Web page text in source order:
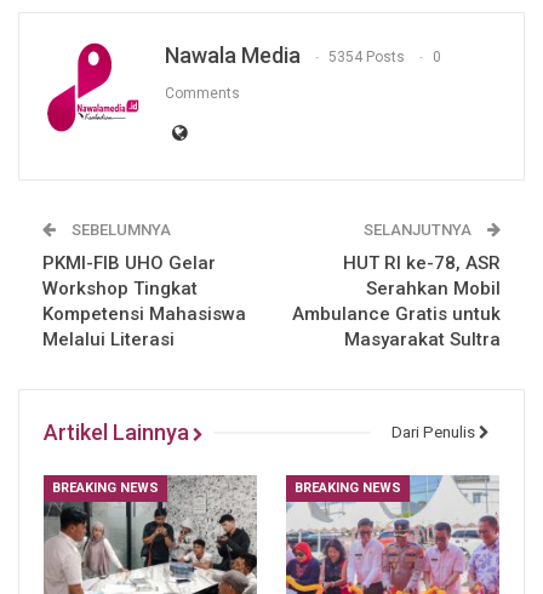
Nawala Media 5354 Posts 0
Comments
SEBELUMNYA
PKMI-FIB UHO Gelar
Workshop Tingkat
Kompetensi Mahasiswa
Melalui Literasi
SELANJUTNYA
HUT RI ke-78, ASR
Serahkan Mobil
Ambulance Gratis untuk
Masyarakat Sultra
Artikel Lainnya Dari Penulis
BREAKING NEWS BREAKING NEWS